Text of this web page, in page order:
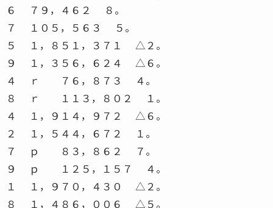
６ ７９，４６２ ８。
７ １０５，５６３ ５。
５ １，８５１，３７１ △２。
９ １，３５６，６２４ △６。
４ ｒ ７６，８７３ ４。
８ ｒ １１３，８０２ １。
４ １，９１４，９７２ △６。
２ １，５４４，６７２ １。
７ ｐ ８３，８６２ ７。
９ ｐ １２５，１５７ ４。
１ １，９７０，４３０ △２。
８ １，４８６，００６ △５。